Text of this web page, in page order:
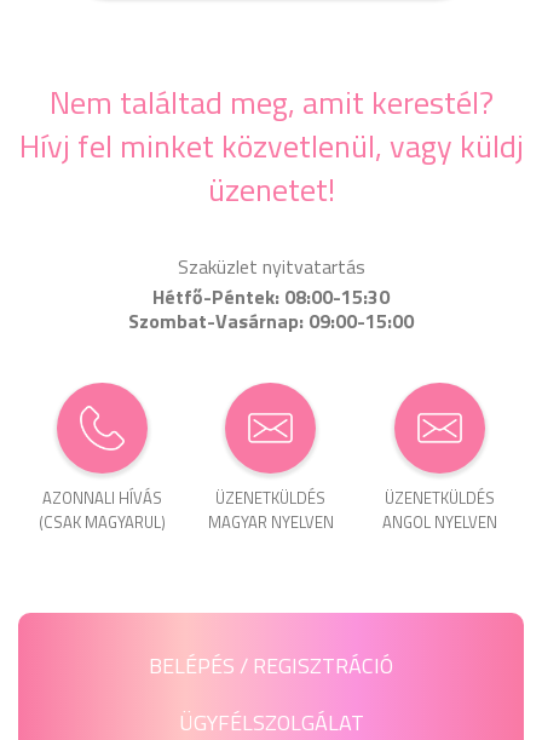
Nem találtad meg, amit kerestél?
Hívj fel minket közvetlenül, vagy küldj
üzenetet!
Szaküzlet nyitvatartás
Hétfő-Péntek: 08:00-15:30
Szombat-Vasárnap: 09:00-15:00
AZONNALI HÍVÁS
(CSAK MAGYARUL)
ÜZENET­KÜLDÉS
MAGYAR NYELVEN
ÜZENET­KÜLDÉS
ANGOL NYELVEN
BELÉPÉS / REGISZTRÁCIÓ
ÜGYFÉLSZOLGÁLAT